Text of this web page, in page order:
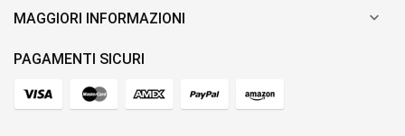
MAGGIORI INFORMAZIONI 
PAGAMENTI SICURI